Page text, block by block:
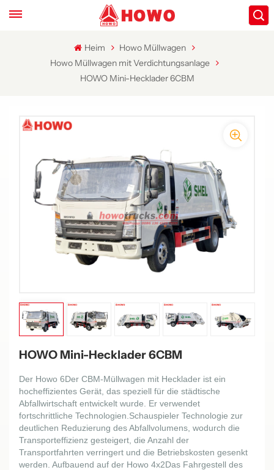
Heim
Howo Müllwagen
Howo Müllwagen mit Verdichtungsanlage
HOWO Mini-Hecklader 6CBM
HOWO Mini-Hecklader 6CBM
Der Howo 6Der CBM-Müllwagen mit Hecklader ist ein
hocheffizientes Gerät, das speziell für die städtische
Abfallwirtschaft entwickelt wurde. Er verwendet
fortschrittliche Technologien. Schauspieler Technologie zur
deutlichen Reduzierung des Abfallvolumens, wodurch die
Transporteffizienz gesteigert, die Anzahl der
Transportfahrten verringert und die Betriebskosten gesenkt
werden. Aufbauend auf der Howo 4x2Das Fahrgestell des